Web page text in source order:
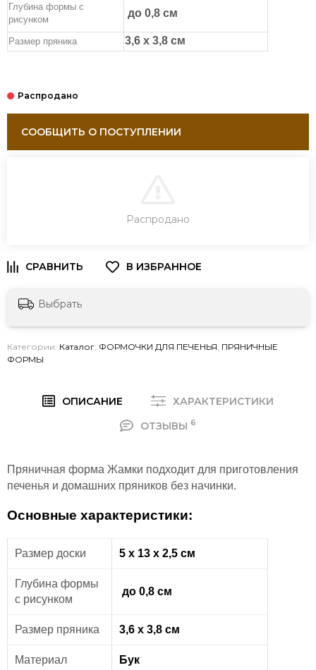
Глубина формы с
рисунком
до 0,8 см
Размер пряника 3,6 х 3,8 см
СООБЩИТЬ О ПОСТУПЛЕНИИ
ЗАКАЗ В ОДИН КЛИК
Распродано
Выбрать
Категории: Каталог ФОРМОЧКИ ДЛЯ ПЕЧЕНЬЯ ПРЯНИЧНЫЕ
ФОРМЫ
ОПИСАНИЕ
ХАРАКТЕРИСТИКИ
ОТЗЫВЫ 6
Пряничная форма Жамки подходит для приготовления
печенья и домашних пряников без начинки.
Основные характеристики:
Размер доски 5 х 13 х 2,5 см
Глубина формы
с рисунком
до 0,8 см
Размер пряника 3,6 х 3,8 см
Материал Бук